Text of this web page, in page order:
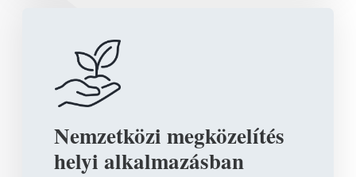
Nemzetközi megközelítés
helyi alkalmazásban